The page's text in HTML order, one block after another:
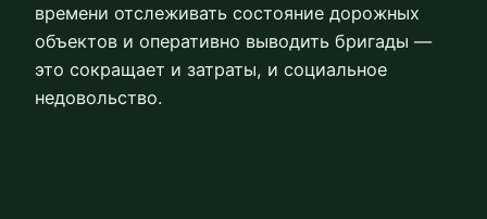
времени отслеживать состояние дорожных
объектов и оперативно выводить бригады —
это сокращает и затраты, и социальное
недовольство.